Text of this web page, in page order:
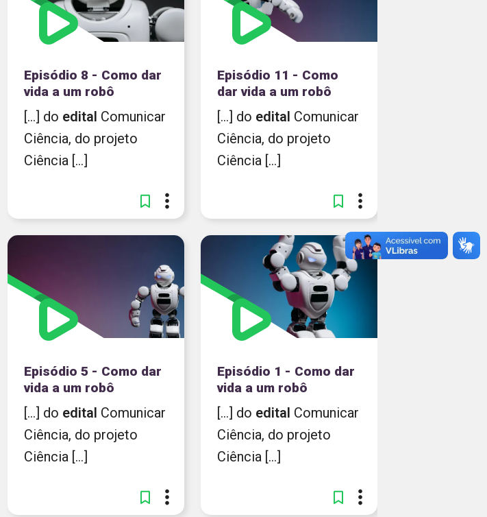
Episódio 8 - Como dar
vida a um robô
[...] do edital Comunicar
Ciência, do projeto
Ciência [...]
Episódio 11 - Como
dar vida a um robô
[...] do edital Comunicar
Ciência, do projeto
Ciência [...]
Episódio 5 - Como dar
vida a um robô
[...] do edital Comunicar
Ciência, do projeto
Ciência [...]
Episódio 1 - Como dar
vida a um robô
[...] do edital Comunicar
Ciência, do projeto
Ciência [...]